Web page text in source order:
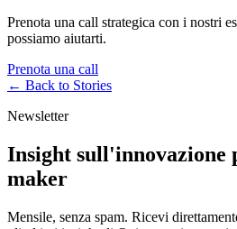
Prenota una call strategica con i nostri
possiamo aiutarti.
Prenota una call
← Back to Stories
Newsletter
Insight sull'innovazione
maker
Mensile, senza spam. Ricevi